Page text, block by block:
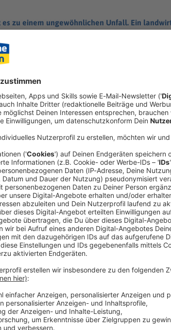
zu einem ungewöhnlichen Unfall. Ein